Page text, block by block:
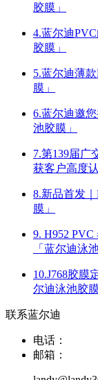
胶膜」
4.蓝尔迪
胶膜」
5.蓝尔迪薄
膜」
6.蓝尔迪邀
池胶膜」
7.第139届广
获客户高度
8.新品首发
膜」
9. H952
「蓝尔迪泳
10.J768胶
尔迪泳池胶膜
联系蓝尔迪
电话：
邮箱：